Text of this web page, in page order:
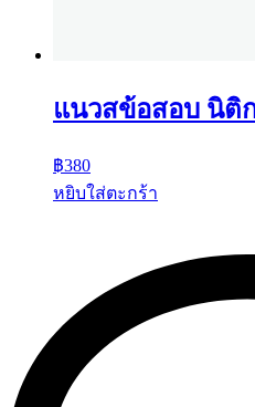
แนวสข้อสอบ นิติ
฿380
หยิบใส่ตะกร้า